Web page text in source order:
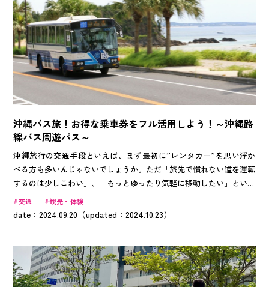
沖縄バス旅！お得な乗車券をフル活用しよう！～沖縄路
線バス周遊パス～
沖縄旅行の交通手段といえば、まず最初に”レンタカー”を思い浮か
べる方も多いんじゃないでしょうか。ただ「旅先で慣れない道を運転
するのは少しこわい」、「もっとゆったり気軽に移動したい」という
声もよく耳にします。 そこで今回は、車の運転が不慣れで不安な方
や、のんびりと旅を楽しみたい方におすすめの「バス旅」をご紹介し
験してきました。
交通 観光・体験
date：2024.09.20（updated：2024.10.23）